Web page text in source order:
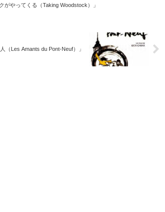
がやってくる（Taking Woodstock）」
（Les Amants du Pont-Neuf）」